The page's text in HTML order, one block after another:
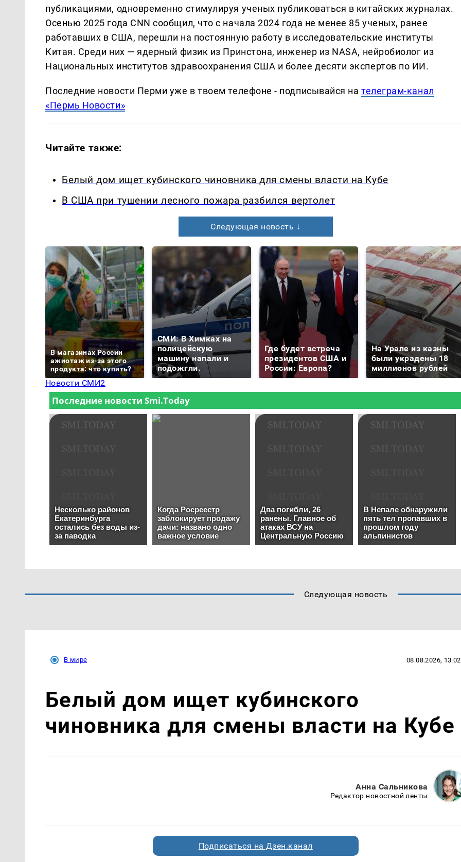
публикациями, одновременно стимулируя ученых публиковаться в китайских журналах.
Осенью 2025 года CNN сообщил, что с начала 2024 года не менее 85 ученых, ранее
работавших в США, перешли на постоянную работу в исследовательские институты
Китая. Среди них — ядерный физик из Принстона, инженер из NASA, нейробиолог из
Национальных институтов здравоохранения США и более десяти экспертов по ИИ.
Последние новости Перми уже в твоем телефоне - подписывайся нателеграм-канал
«Пермь Новости»
Читайте также:
Белый дом ищет кубинского чиновника для смены власти на Кубе
В США при тушении лесного пожара разбился вертолет
Следующая новость ↓
В магазинах России
ажиотаж из-за этого
продукта: что купить?
СМИ: В Химках на
полицейскую
машину напали и
подожгли.
Где будет встреча
президентов США и
России: Европа?
На Урале из казны
были украдены 18
миллионов рублей
Новости СМИ2
Следующая новость
В мире 08.08.2026, 13:02
Белый дом ищет кубинского
чиновника для смены власти на Кубе
Анна Сальникова
Редактор новостной ленты
Подписаться на Дзен.канал